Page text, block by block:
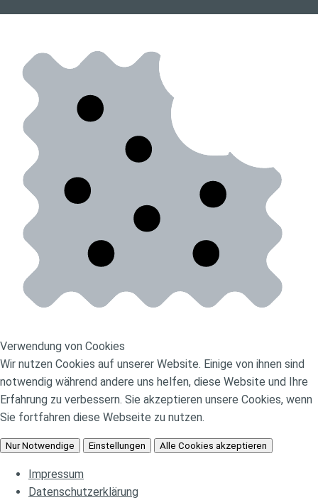
Verwendung von Cookies
Wir nutzen Cookies auf unserer Website. Einige von ihnen sind
notwendig während andere uns helfen, diese Website und Ihre
Erfahrung zu verbessern. Sie akzeptieren unsere Cookies, wenn
Sie fortfahren diese Webseite zu nutzen.
Nur Notwendige Einstellungen Alle Cookies akzeptieren
Impressum
Datenschutzerklärung